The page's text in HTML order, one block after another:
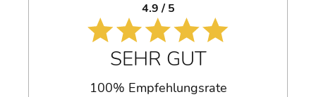
4.9 / 5
SEHR GUT
100% Empfehlungsrate